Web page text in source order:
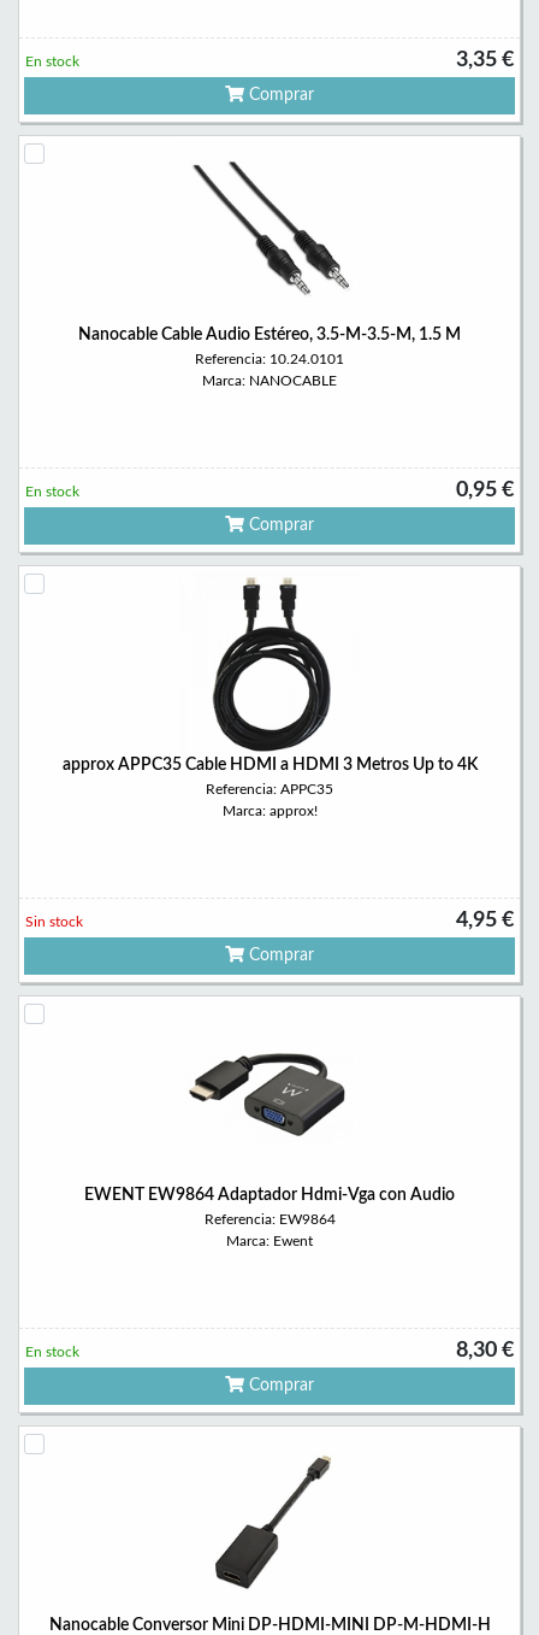
3,35 €
En stock
Comprar
Nanocable Cable Audio Estéreo, 3.5-M-3.5-M, 1.5 M
Referencia: 10.24.0101
Marca: NANOCABLE
0,95 €
En stock
Comprar
approx APPC35 Cable HDMI a HDMI 3 Metros Up to 4K
Referencia: APPC35
Marca: approx!
4,95 €
Sin stock
Comprar
EWENT EW9864 Adaptador Hdmi-Vga con Audio
Referencia: EW9864
Marca: Ewent
8,30 €
En stock
Comprar
Nanocable Conversor Mini DP-HDMI-MINI DP-M-HDMI-H